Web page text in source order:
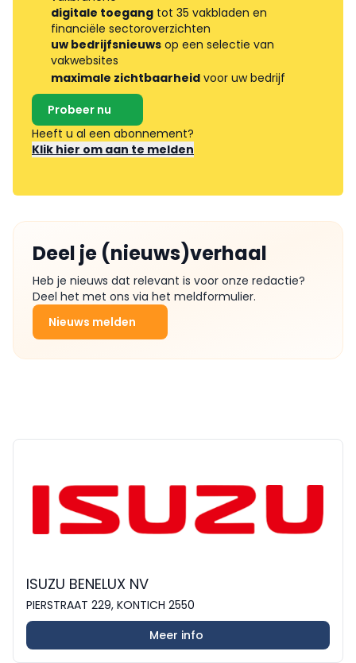
digitale toegang tot 35 vakbladen en
financiële sectoroverzichten
uw bedrijfsnieuws op een selectie van
vakwebsites
maximale zichtbaarheid voor uw bedrijf
Probeer nu
Heeft u al een abonnement?
Klik hier om aan te melden
Deel je (nieuws)verhaal
Heb je nieuws dat relevant is voor onze redactie?
Deel het met ons via het meldformulier.
Nieuws melden
ISUZU BENELUX NV
PIERSTRAAT 229, KONTICH 2550
Meer info